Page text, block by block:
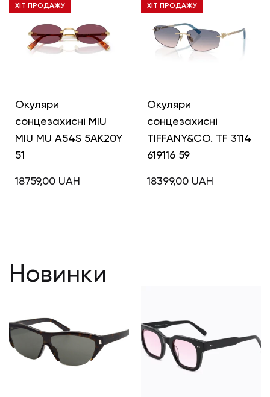
ХІТ ПРОДАЖУ
Окуляри
сонцезахисні MIU
MIU MU A54S 5AK20Y
51
18759,00 UAH
ХІТ ПРОДАЖУ
Окуляри
сонцезахисні
TIFFANY&CO. TF 3114
619116 59
18399,00 UAH
Новинки